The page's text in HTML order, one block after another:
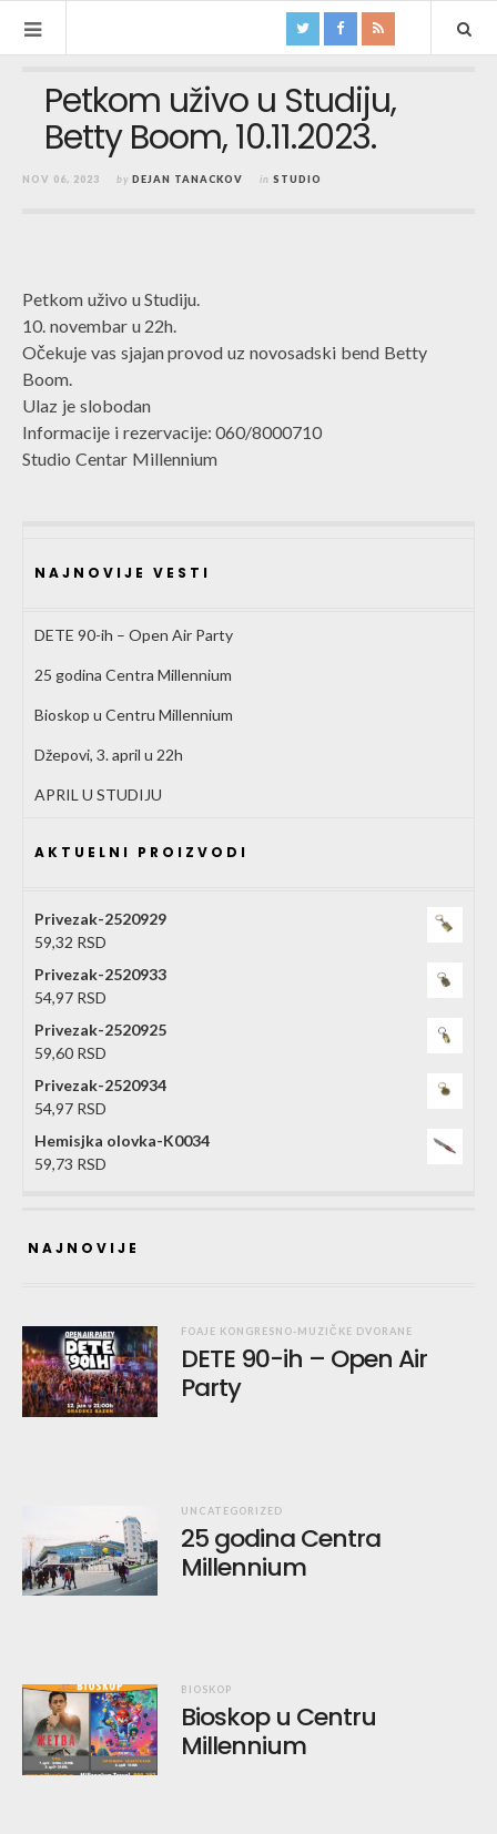
Petkom uživo u Studiju,
Betty Boom, 10.11.2023.
NOV 06, 2023 by DEJAN TANACKOV in STUDIO
Petkom uživo u Studiju.
10. novembar u 22h.
Očekuje vas sjajan provod uz novosadski bend Betty
Boom.
Ulaz je slobodan
Informacije i rezervacije: 060/8000710
Studio Centar Millennium
NAJNOVIJE VESTI
DETE 90-ih – Open Air Party
25 godina Centra Millennium
Bioskop u Centru Millennium
Džepovi, 3. april u 22h
APRIL U STUDIJU
AKTUELNI PROIZVODI
Privezak-2520929
59,32 RSD
Privezak-2520933
54,97 RSD
Privezak-2520925
59,60 RSD
Privezak-2520934
54,97 RSD
Hemisjka olovka-K0034
59,73 RSD
NAJNOVIJE
FOAJE KONGRESNO-MUZIČKE DVORANE
DETE 90-ih – Open Air
Party
UNCATEGORIZED
25 godina Centra
Millennium
BIOSKOP
Bioskop u Centru
Millennium